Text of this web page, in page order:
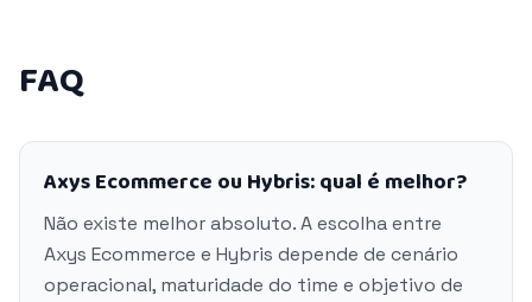
FAQ
Axys Ecommerce ou Hybris: qual é melhor?
Não existe melhor absoluto. A escolha entre
Axys Ecommerce e Hybris depende de cenário
operacional, maturidade do time e objetivo de